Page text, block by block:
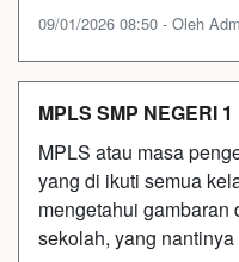
09/01/2026 08:50 - Oleh
MPLS SMP NEGERI
MPLS atau masa
yang di ikuti semua
mengetahui
sekolah, yang